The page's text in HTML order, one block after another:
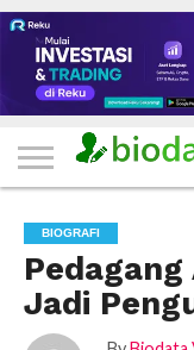
HOME
FILTER
KATEGORI
IKLAN
GRATIS
TERVIRAL
TRADING
KOMUNITAS
BERITA
BISNIS
LAINNYA
BIOGRAFI
Jadi